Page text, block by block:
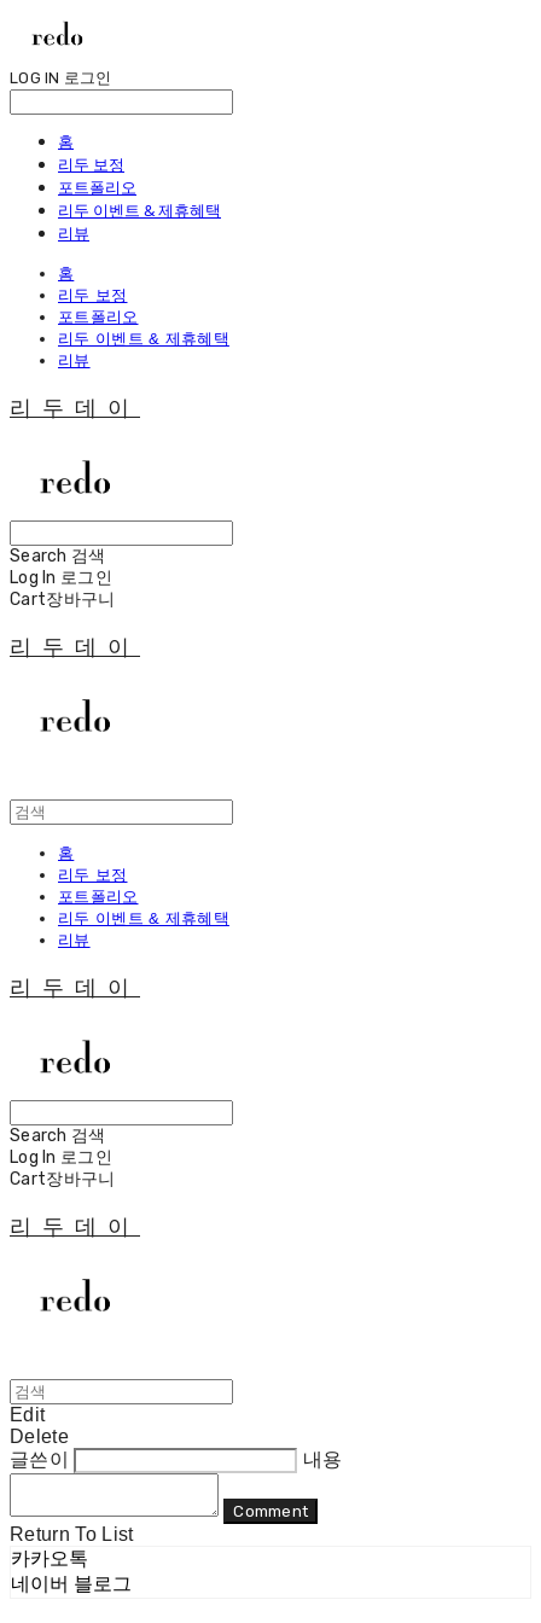
LOG IN 로그인
홈
리두 보정
포트폴리오
리두 이벤트 & 제휴혜택
리뷰
홈
리두 보정
포트폴리오
리두 이벤트 & 제휴혜택
리뷰
리두데이
Search 검색
Log In 로그인
Cart장바구니
리두데이
홈
리두 보정
포트폴리오
리두 이벤트 & 제휴혜택
리뷰
리두데이
Search 검색
Log In 로그인
Cart장바구니
리두데이
Edit
Delete
글쓴이
내용
Comment
Return To List
카카오톡
네이버 블로그